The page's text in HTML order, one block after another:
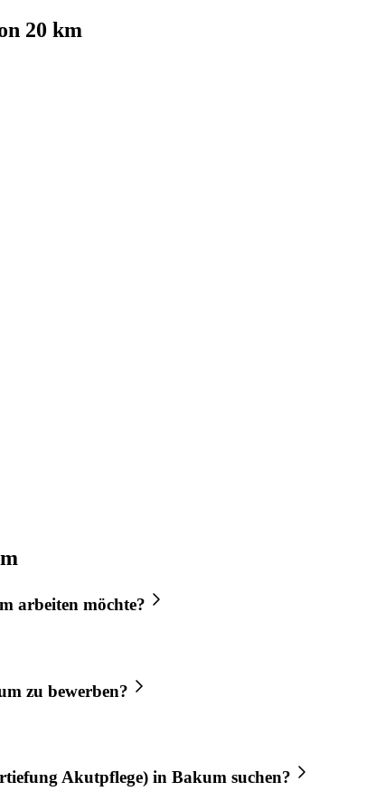
20 km
arbeiten möchte?
zu bewerben?
Akutpflege) in Bakum suchen?